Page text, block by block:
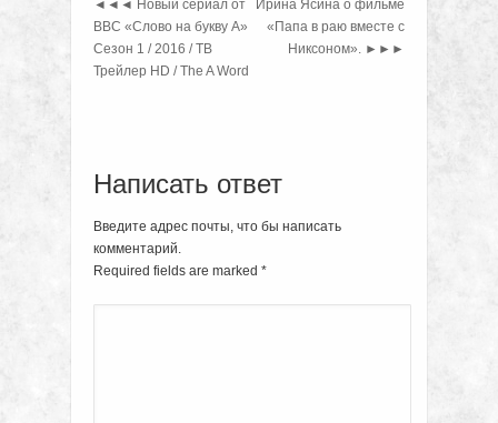
◄◄◄ Новый сериал от
BBC «Слово на букву А»
Сезон 1 / 2016 / ТВ
Трейлер HD / The A Word
Ирина Ясина о фильме
«Папа в раю вместе с
Никсоном». ►►►
Написать ответ
Введите адрес почты, что бы написать
комментарий.
Required fields are marked *